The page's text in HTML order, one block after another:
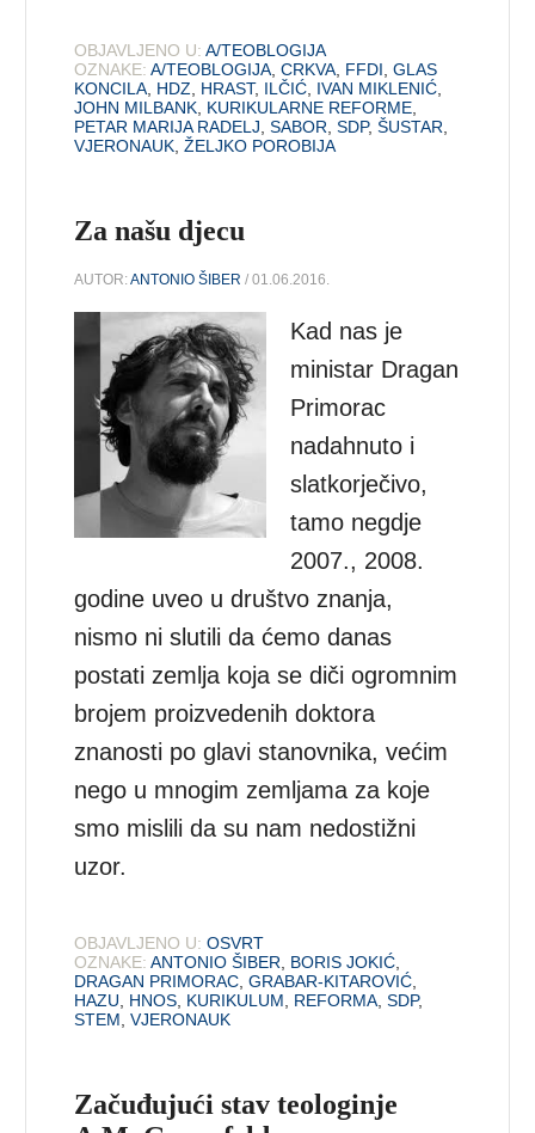
OBJAVLJENO U: A/TEOBLOGIJA
OZNAKE: A/TEOBLOGIJA ,CRKVA FFDI ,GLAS
KONCILA HDZ HRAST, ILČIĆ IVAN MIKLENIĆ
JOHN MILBANK KURIKULARNE REFORME
PETAR MARIJA RADELJ ,SABOR ,SDP,ŠUSTAR
VJERONAUK ,ŽELJKO POROBIJA
Za našu djecu
AUTOR:ANTONIO ŠIBER / 01.06.2016.
Kad nas je
ministar Dragan
Primorac
nadahnuto i
slatkorječivo,
tamo negdje
2007., 2008.
godine uveo u društvo znanja,
nismo ni slutili da ćemo danas
postati zemlja koja se diči ogromnim
brojem proizvedenih doktora
znanosti po glavi stanovnika, većim
nego u mnogim zemljama za koje
smo mislili da su nam nedostižni
uzor.
OBJAVLJENO U: OSVRT
OZNAKE: ANTONIO ŠIBER BORIS JOKIĆ
DRAGAN PRIMORAC ,GRABAR-KITAROVIĆ
HAZU
HNOS KURIKULUM REFORMA ,SDP,
STEM ,VJERONAUK
Začuđujući stav teologinje